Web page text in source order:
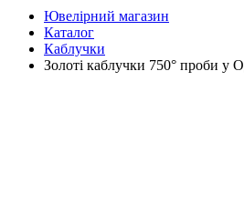
Ювелірний магазин
Каталог
Каблучки
Золоті каблучки 750° проби у